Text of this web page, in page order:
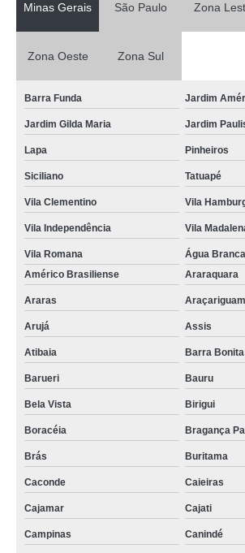
Minas Gerais São Paulo Zona
Zona Oeste Zona Sul
Barra Funda Jardim
Jardim Gilda Maria Jardim
Lapa Pinheiros
Siciliano Tatuapé
Vila Clementino Vila
Vila Independência Vila
Vila Romana
Água Branca
Américo Brasiliense
Araraquara
Araras
Arujá Assis
Atibaia Barra Bonita
Barueri Bauru
Bela Vista Birigui
Boracéia Bragança
Brás Buritama
Caconde Caieiras
Cajamar Cajati
Campinas Canindé